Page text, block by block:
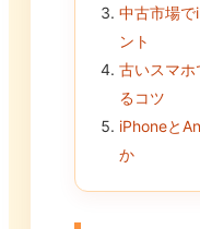
中古市場で
ント
古いスマホ
るコツ
iPhoneと
か